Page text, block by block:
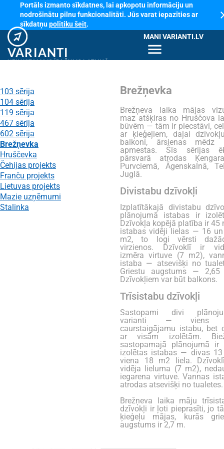
Portāls izmanto sīkdatnes, lai apkopotu informāciju un
nodrošinātu pilnu funkcionalitāti. Jūs varat iepazīties ar
sīkdatņupolitiku šeit.
VARIANTI
NEKUSTAMAIS ĪPAŠUMS LATVIJĀ
MANI VARIANTI.LV
menu
103 sērija
104 sērija
119 sērija
467 sērija
602 sērija
Brežņevka
Hruščevka
Čehijas projekts
Franču projekts
Lietuvas projekts
Mazie uzņēmumi
Stalinka
Brežņevka
Brežņeva laika mājas
maz atšķiras no Hruščova
būvēm — tām ir piecstāvi,
ar ķieģeļiem, daļai
balkoni, ārsienas mēdz
apmestas. Šīs sērijas
pārsvarā atrodas
Purvciemā, Āgenskalnā,
Juglā.
Divistabu dzīvokļi
Izplatītākajā divistabu
plānojumā istabas ir
Dzīvokļa kopējā platība ir 45
istabas vidēji lielas — 16
m2, to logi vērsti
virzienos. Dzīvoklī ir
izmēra virtuve (7 m2),
istaba — atsevišķi no
Griestu augstums — 2,65
Dzīvokļiem var būt balkons.
Trīsistabu dzīvokļi
Sastopami divi
varianti — viens
caurstaigājamu istabu, bet
ar visām izolētām.
sastopamajā plānojumā ir
izolētas istabas — divas
viena 18 m2 liela.
vidēja lieluma (7 m2),
iegarena virtuve. Vannas
atrodas atsevišķi no tualetes.
Brežņeva laika māju
dzīvokļi ir ļoti pieprasīti, jo
ķieģeļu mājas, kurās
augstums ir 2,7 m.